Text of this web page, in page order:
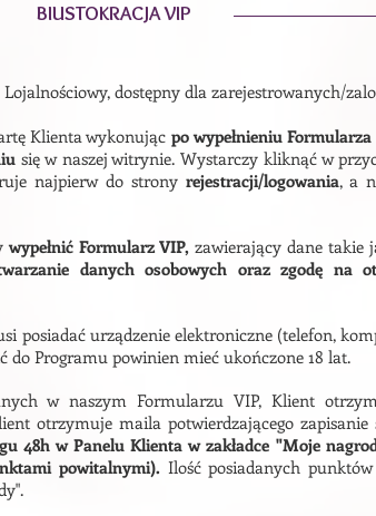
BIUSTOKRACJA VIP
dostępny dla zarejestrowanych/
Klienta wykonując po wypełnieniu
się w naszej witrynie. Wystarczy kliknąć w
najpierw do strony rejestracji/logowania, a
wypełnić Formularz VIP,zawierający dane takie
danych osobowych oraz zgodę na
posiadać urządzenie elektroniczne (telefon,
do Programu powinien mieć ukończone 18 lat.
w naszym Formularzu VIP, Klient
otrzymuje maila potwierdzającego zapisanie
48h w Panelu Klienta w zakładce "Moje
powitalnymi). Ilość posiadanych